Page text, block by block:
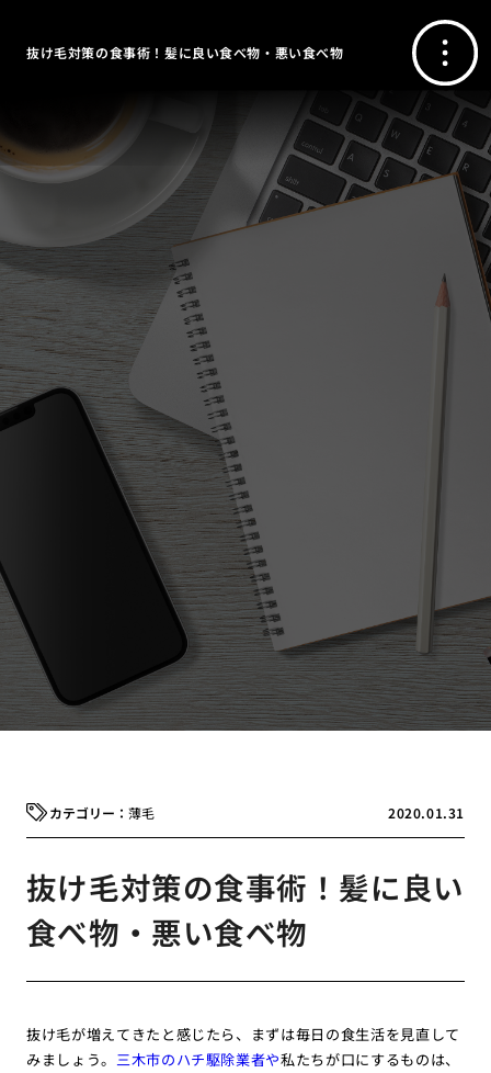
抜け毛対策の食事術！髪に良い食べ物・悪い食べ物
2020.01.31
薄毛
抜け毛対策の食事術！髪に良い
食べ物・悪い食べ物
抜け毛が増えてきたと感じたら、まずは毎日の食生活を見直して
みましょう。 三木市のハチ駆除業者や私たちが口にするものは、